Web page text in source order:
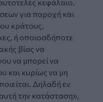
κεφάλαιο.
για παροχή και
κράτους,
ή οποιοσδήποτε
βίας να
να μπορεί να
και κυρίως να μη
Δηλαδή εν
την κατάσταση»,